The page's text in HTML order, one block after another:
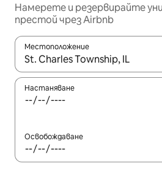
Намерете и резервирайте
престой чрез Airbnb
Местоположение
Когато резултатите се
Настаняване
Освобождаване